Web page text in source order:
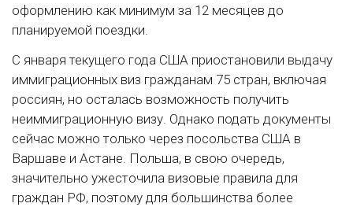
оформлению как минимум за 12 месяцев до
планируемой поездки.
С января текущего года США приостановили выдачу
иммиграционных виз гражданам 75 стран, включая
россиян, но осталась возможность получить
неиммиграционную визу. Однако подать документы
сейчас можно только через посольства США в
Варшаве и Астане. Польша, в свою очередь,
значительно ужесточила визовые правила для
граждан РФ, поэтому для большинства более